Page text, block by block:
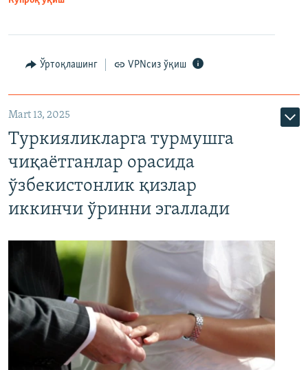
Ўртоқлашинг VPNсиз ўқиш
Mart 13, 2025
Туркияликларга турмушга
чиқаётганлар орасида
ўзбекистонлик қизлар
иккинчи ўринни эгаллади